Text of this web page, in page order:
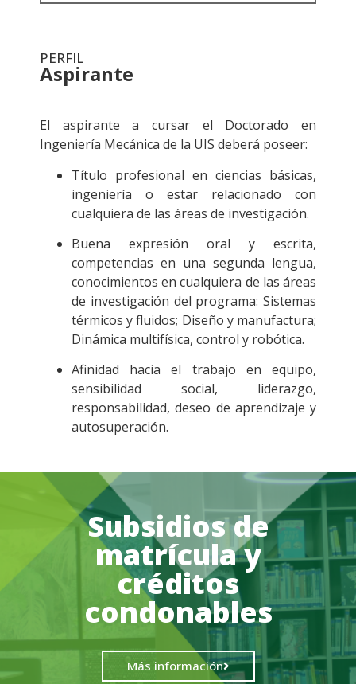
PERFIL
Aspirante
El aspirante a cursar el Doctorado en
Ingeniería Mecánica de la UIS deberá poseer:
Título profesional en ciencias básicas,
ingeniería o estar relacionado con
cualquiera de las áreas de investigación.
Buena expresión oral y escrita,
competencias en una segunda lengua,
conocimientos en cualquiera de las áreas
de investigación del programa: Sistemas
térmicos y fluidos; Diseño y manufactura;
Dinámica multifísica, control y robótica.
Afinidad hacia el trabajo en equipo,
sensibilidad social, liderazgo,
responsabilidad, deseo de aprendizaje y
autosuperación.
Subsidios de
matrícula y
créditos
condonables
Más información